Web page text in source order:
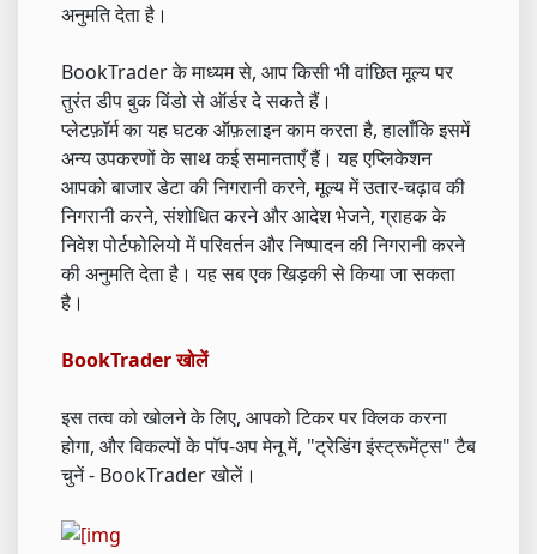
अनुमति देता है।
BookTrader के माध्यम से, आप किसी भी वांछित मूल्य पर
तुरंत डीप बुक विंडो से ऑर्डर दे सकते हैं।
प्लेटफ़ॉर्म का यह घटक ऑफ़लाइन काम करता है, हालाँकि इसमें
अन्य उपकरणों के साथ कई समानताएँ हैं। यह एप्लिकेशन
आपको बाजार डेटा की निगरानी करने, मूल्य में उतार-चढ़ाव की
निगरानी करने, संशोधित करने और आदेश भेजने, ग्राहक के
निवेश पोर्टफोलियो में परिवर्तन और निष्पादन की निगरानी करने
की अनुमति देता है। यह सब एक खिड़की से किया जा सकता
है।
BookTrader खोलें
इस तत्व को खोलने के लिए, आपको टिकर पर क्लिक करना
होगा, और विकल्पों के पॉप-अप मेनू में, "ट्रेडिंग इंस्ट्रूमेंट्स" टैब
चुनें - BookTrader खोलें।